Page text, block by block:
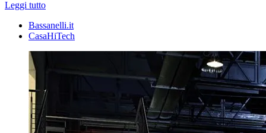
Leggi tutto
Bassanelli.it
CasaHiTech